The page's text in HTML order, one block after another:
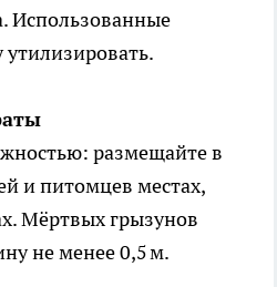
Использованные
размещайте в
и питомцев местах,
Мёртвых грызунов
не менее 0,5 м.